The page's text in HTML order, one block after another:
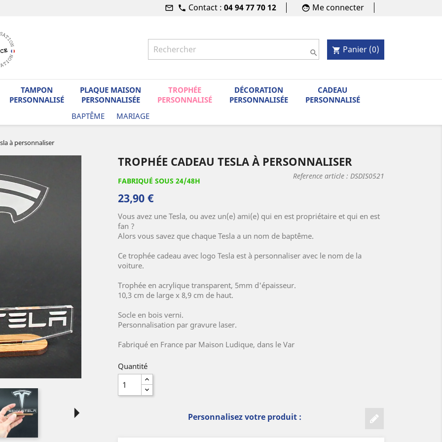
mail_outline phone Contact : 04 94 77 70 12 face Me connecter
 shopping_cart Panier (0)
TAMPON
PERSONNALISÉ
PLAQUE MAISON
PERSONNALISÉE
TROPHÉE
PERSONNALISÉ
DÉCORATION
PERSONNALISÉE
CADEAU
PERSONNALISÉ
BAPTÊME
MARIAGE
à personnaliser
arrow_right
TROPHÉE CADEAU TESLA À PERSONNALISER
FABRIQUÉ SOUS 24/48H
Reference article : DSDIS0521
23,90 €
Vous avez une Tesla, ou avez un(e) ami(e) qui en est propriétaire et qui en est
fan ?
Alors vous savez que chaque Tesla a un nom de baptême.
Ce trophée cadeau avec logo Tesla est à personnaliser avec le nom de la
voiture.
Trophée en acrylique transparent, 5mm d'épaisseur.
10,3 cm de large x 8,9 cm de haut.
Socle en bois verni.
Personnalisation par gravure laser.
Fabriqué en France par Maison Ludique, dans le Var
Quantité
Personnalisez votre produit :